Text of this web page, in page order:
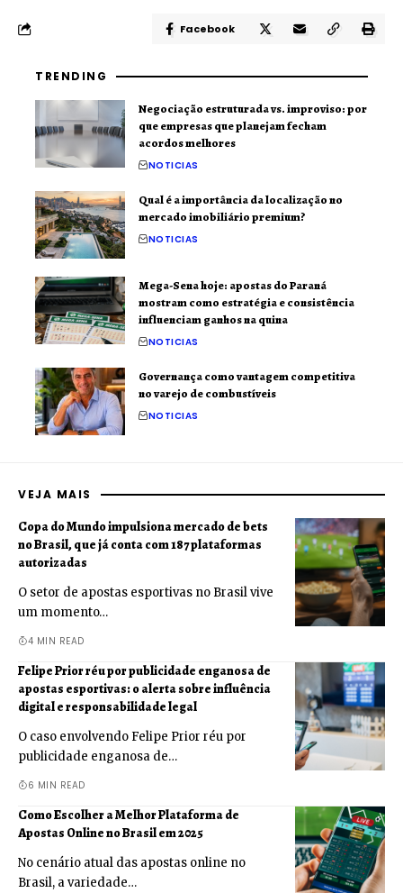
Facebook
TRENDING
Negociação estruturada vs. improviso: por
que empresas que planejam fecham
acordos melhores
NOTICIAS
Qual é a importância da localização no
mercado imobiliário premium?
NOTICIAS
Mega-Sena hoje: apostas do Paraná
mostram como estratégia e consistência
influenciam ganhos na quina
NOTICIAS
Governança como vantagem competitiva
no varejo de combustíveis
NOTICIAS
VEJA MAIS
Copa do Mundo impulsiona mercado de bets
no Brasil, que já conta com 187 plataformas
autorizadas
O setor de apostas esportivas no Brasil vive
um momento…
4 MIN READ
Felipe Prior réu por publicidade enganosa de
apostas esportivas: o alerta sobre influência
digital e responsabilidade legal
O caso envolvendo Felipe Prior réu por
publicidade enganosa de…
6 MIN READ
Como Escolher a Melhor Plataforma de
Apostas Online no Brasil em 2025
No cenário atual das apostas online no
Brasil, a variedade…